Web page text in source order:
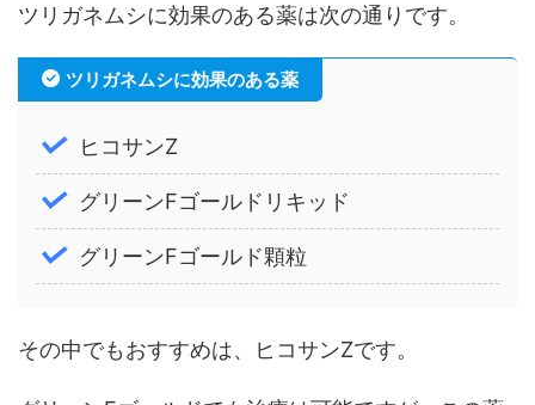
ツリガネムシに効果のある薬は次の通りです。
ツリガネムシに効果のある薬
ヒコサンZ
グリーンFゴールドリキッド
グリーンFゴールド顆粒
その中でもおすすめは、ヒコサンZです。